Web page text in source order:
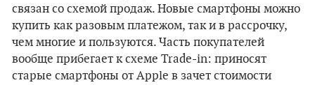
связан со схемой продаж. Новые смартфоны можно
купить как разовым платежом, так и в рассрочку,
чем многие и пользуются. Часть покупателей
вообще прибегает к схеме Trade-in: приносят
старые смартфоны от Apple в зачет стоимости